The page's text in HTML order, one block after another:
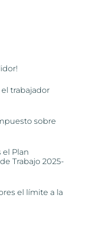
trabajador
sobre
el Plan
Trabajo 2025-
el límite a la